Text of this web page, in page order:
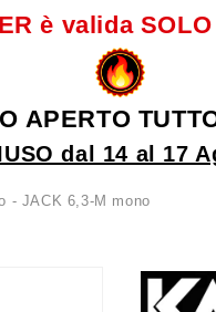
è valida
APERTO
dal 14 al 17
- JACK 6,3-M mono